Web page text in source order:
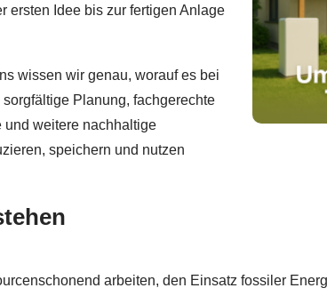
ersten Idee bis zur fertigen Anlage
wissen wir genau, worauf es bei
Planung, fachgerechte
und weitere nachhaltige
speichern und nutzen
arbeiten, den Einsatz fossiler